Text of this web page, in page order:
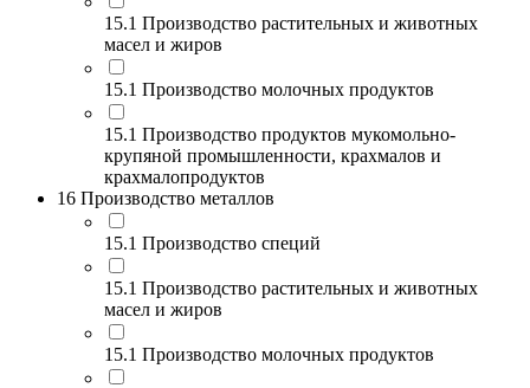
15.1 Производство растительных и животных
масел и жиров
15.1 Производство молочных продуктов
15.1 Производство продуктов мукомольно-
крупяной промышленности, крахмалов и
крахмалопродуктов
16 Производство металлов
15.1 Производство специй
15.1 Производство растительных и животных
масел и жиров
15.1 Производство молочных продуктов